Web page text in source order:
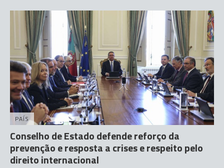
PAÍS
Conselho de Estado defende reforço da
prevenção e resposta a crises e respeito pelo
direito internacional